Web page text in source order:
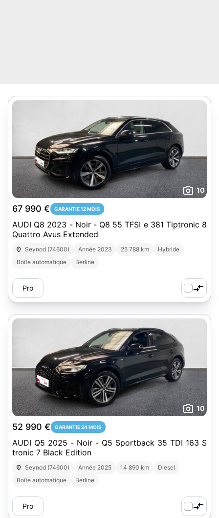
10
67 990 € GARANTIE 12 MOIS
AUDI Q8 2023 - Noir - Q8 55 TFSI e 381 Tiptronic 8
Quattro Avus Extended
Seynod (74600) Année 2023 25 788 km
Hybride
Boîte automatique
Berline
Pro
10
52 990 € GARANTIE 24 MOIS
AUDI Q5 2025 - Noir - Q5 Sportback 35 TDI 163 S
tronic 7 Black Edition
Seynod (74600) Année 2025 14 890 km
Diesel
Boîte automatique
Berline
Pro